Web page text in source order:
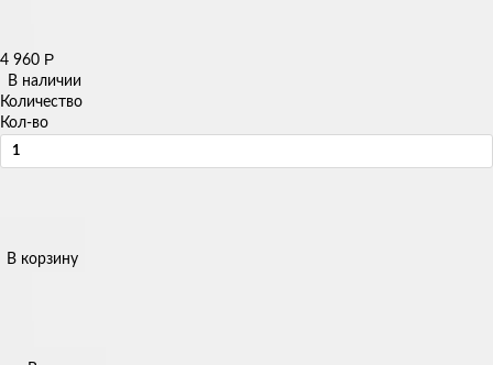
4 960 Р
В наличии
Количество
Кол-во
В корзину